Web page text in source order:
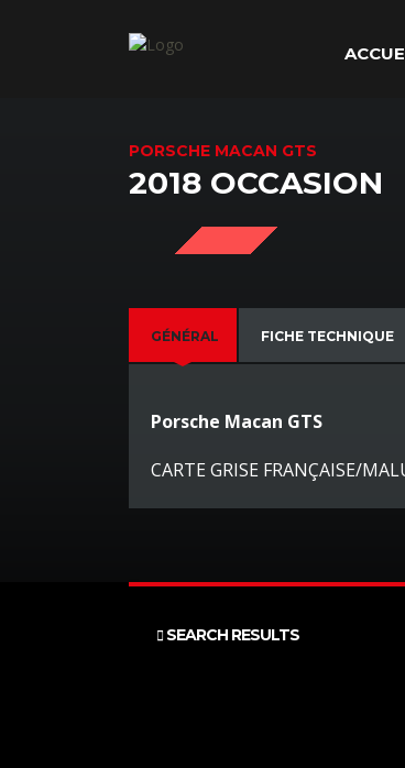
PORSCHE MACAN GTS
2018 OCCASION
GÉNÉRAL FICHE TECHNIQUE
Porsche Macan GTS
CARTE GRISE FRANÇAISE/
SEARCH RESULTS